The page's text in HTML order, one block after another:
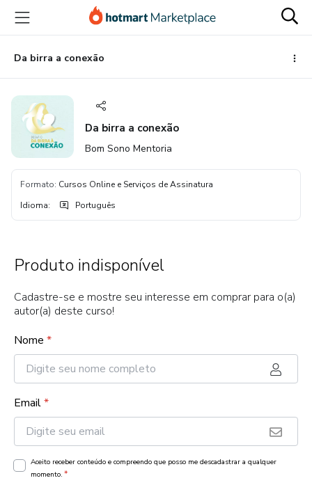
para
conteúdo
principal
para
pagamento
para
rodapé
Da birra a conexão
Da birra a conexão
Bom Sono Mentoria
Formato: Cursos Online e Serviços de Assinatura
Idioma: Português
Produto indisponível
Cadastre-se e mostre seu interesse em comprar para o(a)
autor(a) deste curso!
Nome *
Email*
Aceito receber conteúdo e compreendo que posso me descadastrar a qualquer
momento. *